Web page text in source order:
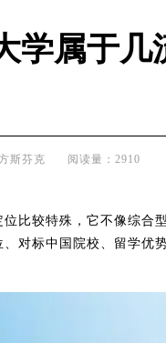
学属于几
斯芬克 阅读量：2910
比较特殊，它不像综合
对标中国院校、留学优